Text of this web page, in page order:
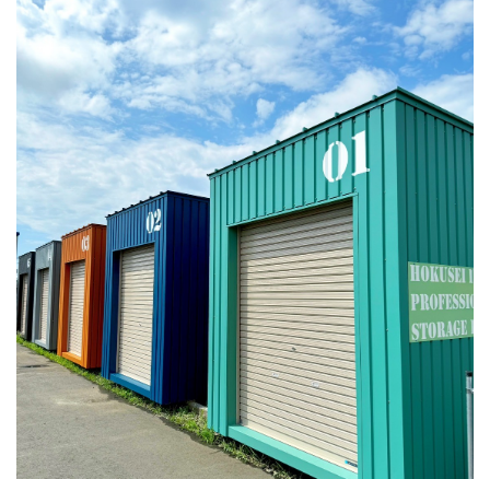
和食 わんぱく 福島ローカルグル
メ
パン アジア・エスニッ
ク
テイクアウト
温泉 体験 名所
レジャー・スポー
ツ施設
非日常 イベントレポート
フィットネス・や
せたい
鍼灸・整体・リラ
クゼーション
まつ毛サロン
脱毛 温活・サウナ 歯列矯正・審美歯
インテリア 食品・酒 生活を彩るモノ
その他
趣味・スキルアッ
プ
保育園・こども園 子どもの習い事・
幼稚園 教育 ライフイベント